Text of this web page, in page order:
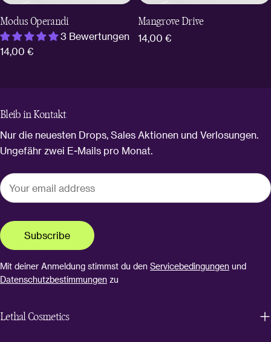
Modus Operandi
3 Bewertungen
Regulärer
14,00 €
Mangrove Drive
Regulärer
14,00 €
Lethal Cosmetics
Bleib in Kontakt
Nur die neuesten Drops, Sales Aktionen und Verlosungen.
Ungefähr zwei E-Mails pro Monat.
Subscribe
Mit deiner Anmeldung stimmst du den Servicebedingungen und
Datenschutzbestimmungen zu